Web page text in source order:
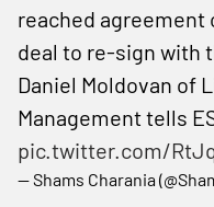
reached agreement
deal to re-sign with
Daniel Moldovan of
Management tells
pic.twitter.com/
— Shams Charania